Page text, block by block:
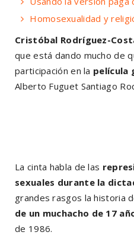
Homosexualidad y
Cristóbal Rodríguez-
que está dando mucho de
participación en la película
Alberto Fuguet Santiago
La cinta habla de las
sexuales durante la
grandes rasgos la historia
de un muchacho de 17
de 1986.